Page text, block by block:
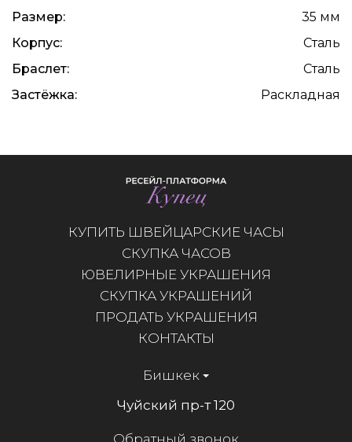
Размер:
35 мм
Корпус:
Сталь
Браслет:
Сталь
Застёжка:
Раскладная
КУПИТЬ ШВЕЙЦАРСКИЕ ЧАСЫ
СКУПКА ЧАСОВ
ЮВЕЛИРНЫЕ УКРАШЕНИЯ
СКУПКА УКРАШЕНИЙ
ПРОДАТЬ УКРАШЕНИЯ
КОНТАКТЫ
Бишкек
Чуйский пр-т 120
Обратный звонок